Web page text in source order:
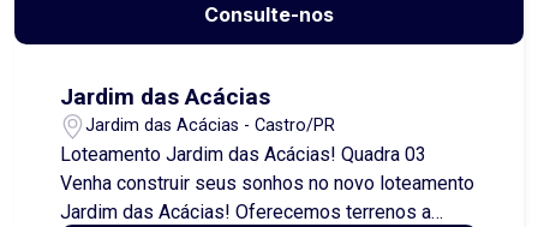
Consulte-nos
Jardim das Acácias
Jardim das Acácias - Castro/PR
Loteamento Jardim das Acácias! Quadra 03
Venha construir seus sonhos no novo loteamento
Jardim das Acácias! Oferecemos terrenos a